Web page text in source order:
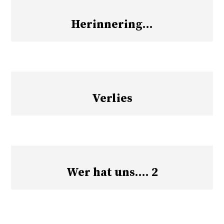
Herinnering…
Verlies
Wer hat uns…. 2